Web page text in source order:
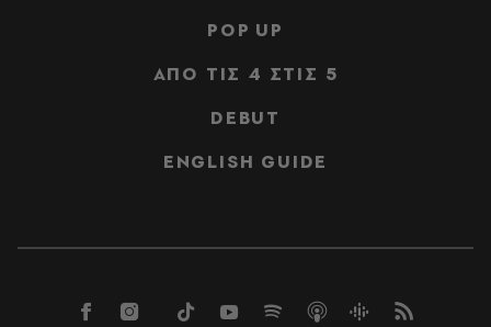
POP UP
ΑΠΟ ΤΙΣ 4 ΣΤΙΣ 5
DEBUT
ENGLISH GUIDE